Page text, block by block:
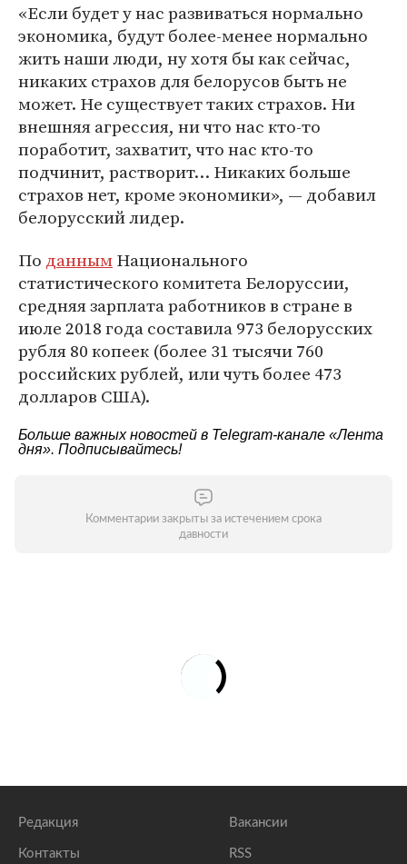
«Если будет у нас развиваться нормально
экономика, будут более-менее нормально
жить наши люди, ну хотя бы как сейчас,
никаких страхов для белорусов быть не
может. Не существует таких страхов. Ни
внешняя агрессия, ни что нас кто-то
поработит, захватит, что нас кто-то
подчинит, растворит… Никаких больше
страхов нет, кроме экономики», — добавил
белорусский лидер.
По даннымНационального
статистического комитета Белоруссии,
средняя зарплата работников в стране в
июле 2018 года составила 973 белорусских
рубля 80 копеек (более 31 тысячи 760
российских рублей, или чуть более 473
долларов США).
Больше важных новостей в Telegram-канале «Лента
дня». Подписывайтесь!
Комментарии закрыты за истечением срока
давности
Редакция
Контакты
Вакансии
RSS